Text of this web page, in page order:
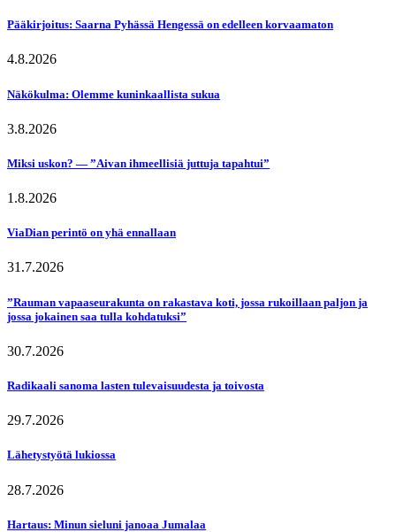
Pääkirjoitus: Saarna Pyhässä Hengessä on edelleen korvaamaton
4.8.2026
Näkökulma: Olemme kuninkaallista sukua
3.8.2026
Miksi uskon? — ”Aivan ihmeellisiä juttuja tapahtui”
1.8.2026
ViaDian perintö on yhä ennallaan
31.7.2026
”Rauman vapaaseurakunta on rakastava koti, jossa rukoillaan paljon ja
jossa jokainen saa tulla kohdatuksi”
30.7.2026
Radikaali sanoma lasten tulevaisuudesta ja toivosta
29.7.2026
Lähetystyötä lukiossa
28.7.2026
Hartaus: Minun sieluni janoaa Jumalaa